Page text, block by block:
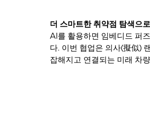
더 스마트한 취약점 탐색으
AI를 활용하면 임베디드 퍼
다. 이번 협업은 의사(擬似)
잡해지고 연결되는 미래 차